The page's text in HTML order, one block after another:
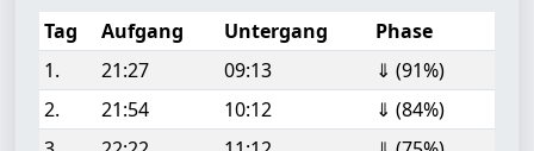
Tag
Aufgang Untergang
Phase
1.
21:27 09:13
⇓ (91%)
2.
21:54 10:12
⇓ (84%)